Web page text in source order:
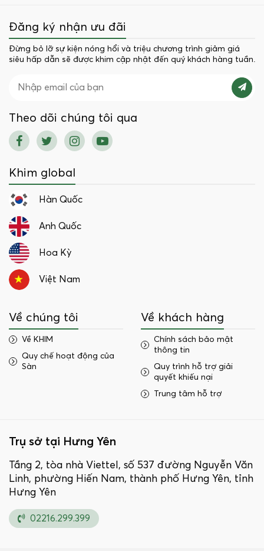
Đăng ký nhận ưu đãi
Đừng bỏ lỡ sự kiện nóng hổi và triệu chương trình giảm giá
siêu hấp dẫn sẽ được khim cập nhật đến quý khách hàng tuần.
Theo dõi chúng tôi qua
Khim global
Hàn Quốc
Anh Quốc
Hoa Kỳ
Việt Nam
Về chúng tôi
Về KHIM
Quy chế hoạt động của
Sàn
Về khách hàng
Chính sách bảo mật
thông tin
Quy trình hỗ trợ giải
quyết khiếu nại
Trung tâm hỗ trợ
Trụ sở tại Hưng Yên
Tầng 2, tòa nhà Viettel, số 537 đường Nguyễn Văn
Linh, phường Hiến Nam, thành phố Hưng Yên, tỉnh
Hưng Yên
02216.299.399